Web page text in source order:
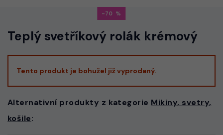
-70
Teplý svetříkový rolák krémový
Tento produkt je bohužel již vyprodaný.
Alternativní produkty z kategorie Mikiny, svetry,
košile: